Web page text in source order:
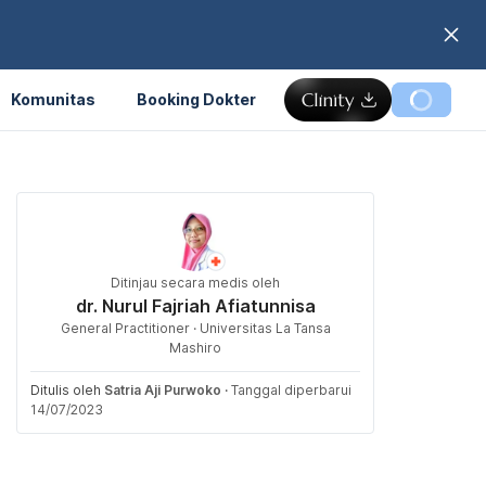
Komunitas Booking Dokter
Ditinjau secara medis oleh
dr. Nurul Fajriah Afiatunnisa
General Practitioner · Universitas La Tansa
Mashiro
Ditulis oleh Satria Aji Purwoko · Tanggal diperbarui
14/07/2023